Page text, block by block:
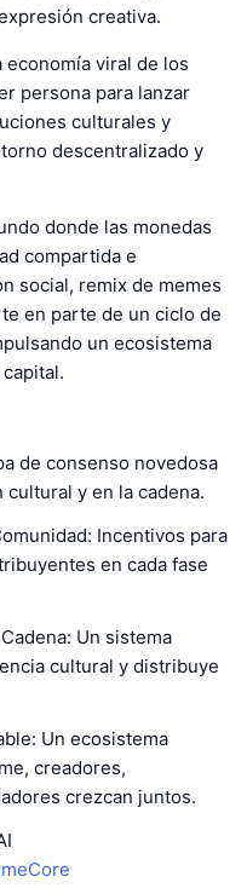
creativa.
viral de los
persona para lanzar
culturales y
descentralizado y
donde las monedas
compartida e
social, remix de memes
en parte de un ciclo de
un ecosistema
de consenso novedosa
y en la cadena.
Incentivos para
en cada fase
Un sistema
cultural y distribuye
Un ecosistema
creadores,
crezcan juntos.